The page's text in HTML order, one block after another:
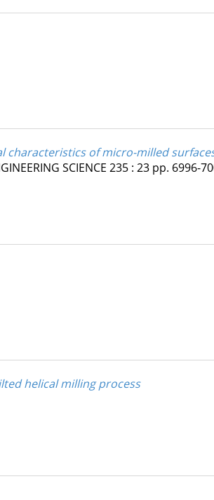
of micro-milled
SCIENCE 235: 23 pp. 6996-
helical milling process